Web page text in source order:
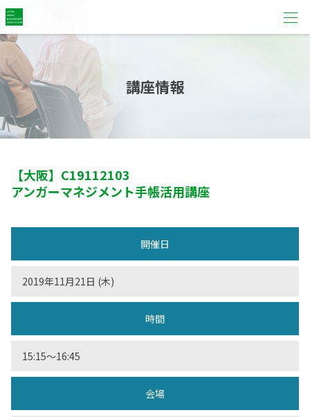
講座情報
【大阪】 C19112103
アンガーマネジメント手帳活用講座
開催日
2019年11月21日 (木)
時間
15:15〜16:45
会場